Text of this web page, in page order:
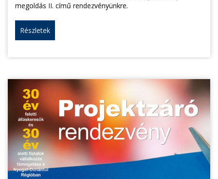
megoldás II. című rendezvényünkre.
Részletek